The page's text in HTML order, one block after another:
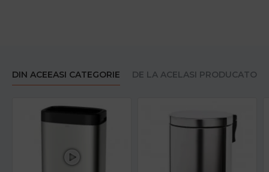
DIN ACEEASI CATEGORIE DE LA ACELASI PRODUCATOR